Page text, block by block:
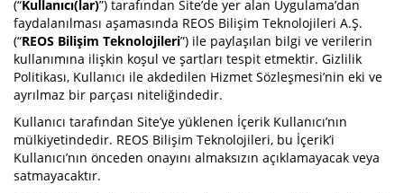
Српски - Serbian
(“Kullanıcı(lar)”) tarafından Site’de yer alan Uygulama’dan
faydalanılması aşamasında REOS Bilişim Teknolojileri A.Ş.
(“REOS Bilişim Teknolojileri”) ile paylaşılan bilgi ve verilerin
kullanımına ilişkin koşul ve şartları tespit etmektir. Gizlilik
Politikası, Kullanıcı ile akdedilen Hizmet Sözleşmesi’nin eki ve
ayrılmaz bir parçası niteliğindedir.
Kullanıcı tarafından Site’ye yüklenen İçerik Kullanıcı’nın
mülkiyetindedir. REOS Bilişim Teknolojileri, bu İçerik’i
Kullanıcı’nın önceden onayını almaksızın açıklamayacak veya
satmayacaktır.